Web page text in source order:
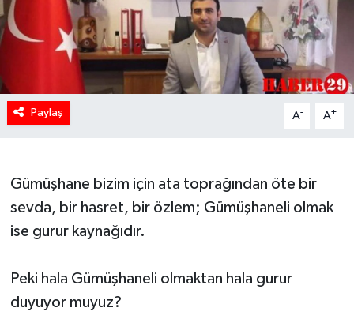
Paylaş A- A+
Gümüşhane bizim için ata toprağından öte bir
sevda, bir hasret, bir özlem; Gümüşhaneli olmak
ise gurur kaynağıdır.
Peki hala Gümüşhaneli olmaktan hala gurur
duyuyor muyuz?